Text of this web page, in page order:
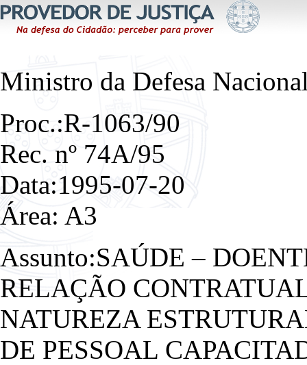
Ministro da Defesa
Proc.:R-1063/90
Rec. nº 74A/95
Data:1995-07-20
Área: A3
Assunto:SAÚDE –
RELAÇÃO
NATUREZA
DE PESSOAL